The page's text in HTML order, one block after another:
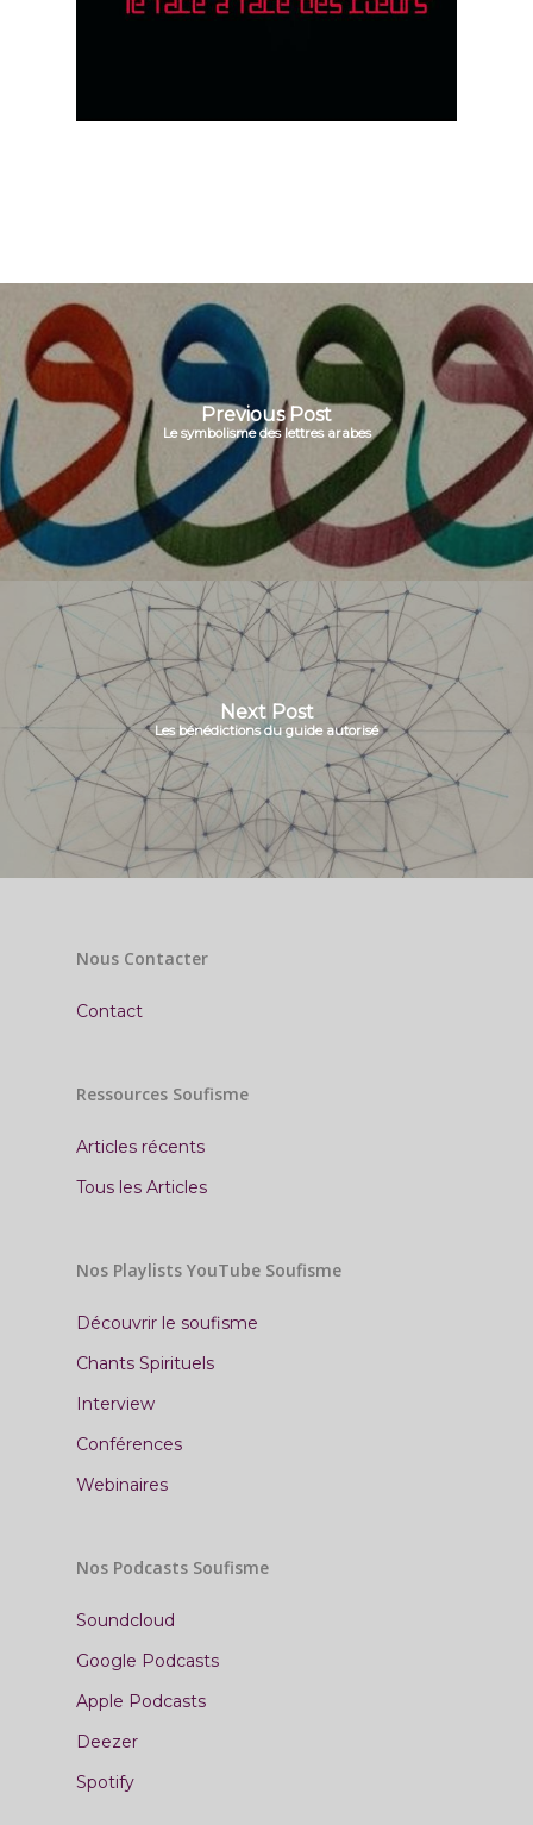
Previous Post
Le symbolisme des lettres arabes
Next Post
Les bénédictions du guide autorisé
Nous Contacter
Contact
Ressources Soufisme
Articles récents
Tous les Articles
Nos Playlists YouTube Soufisme
Découvrir le soufisme
Chants Spirituels
Interview
Conférences
Webinaires
Nos Podcasts Soufisme
Soundcloud
Google Podcasts
Apple Podcasts
Deezer
Spotify